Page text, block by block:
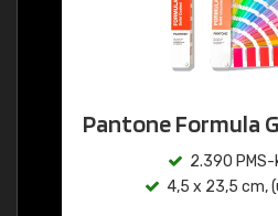
Pantone Formula
2.390 PMS-
4,5 x 23,5 cm,